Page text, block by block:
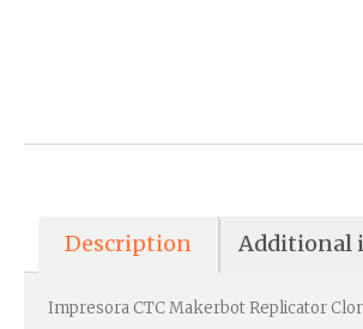
Description Additional
Impresora CTC Makerbot Replicator